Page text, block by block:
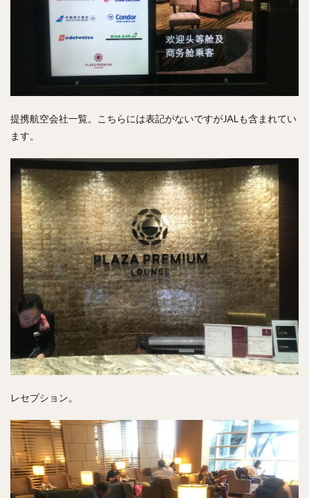
提携航空会社一覧。こちらには表記がないですがJALも含まれてい
ます。
レセプション。